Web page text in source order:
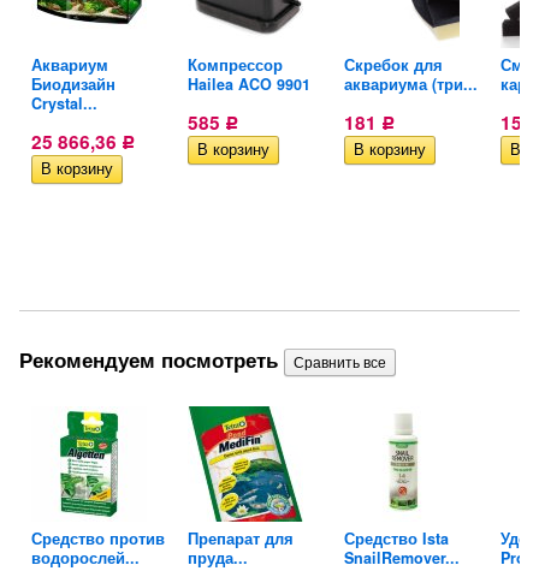
Аквариум
Биодизайн
Crystal...
25 866,36 Р
Компрессор
Hailea ACO 9901
585 Р
Скребок для
аквариума (три...
181 Р 157
Рекомендуем посмотреть
Средство против
водорослей...
Препарат для
пруда...
Средство Ista
SnailRemover...